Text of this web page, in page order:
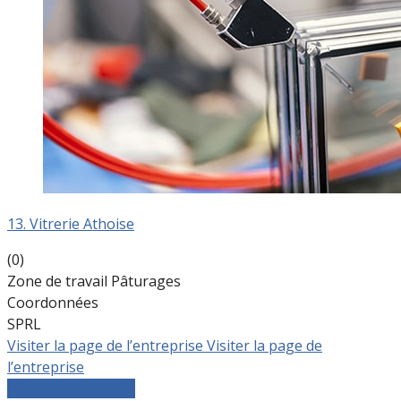
13. Vitrerie Athoise
(0)
Zone de travail Pâturages
Coordonnées
SPRL
Visiter la page de l’entreprise Visiter la page de
l’entreprise